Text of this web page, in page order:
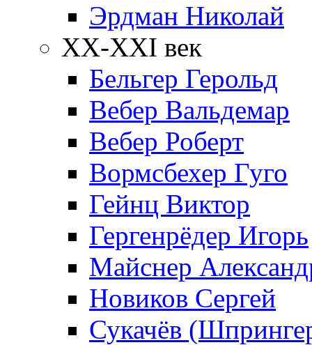
Эрдман Николай
ХХ-XXI век
Бельгер Герольд
Вебер Вальдемар
Вебер Роберт
Вормсбехер Гуго
Гейнц Виктор
Гергенрёдер Игорь
Майснер
Новиков Сергей
Сукачёв